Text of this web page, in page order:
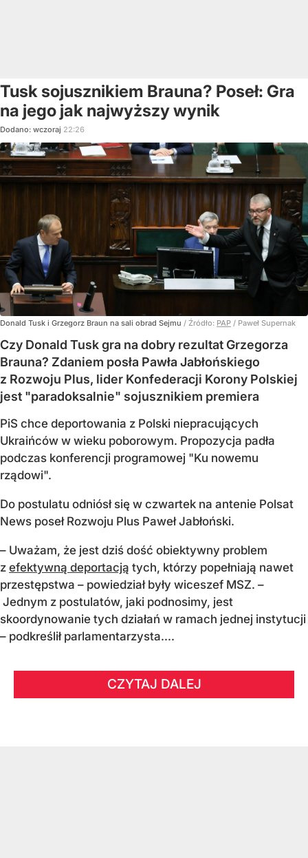
Tusk sojusznikiem Brauna? Poseł: Gra
na jego jak najwyższy wynik
Dodano: wczoraj 22:26
Donald Tusk i Grzegorz Braun na sali obrad Sejmu / Źródło: PAP / Paweł Supernak
Czy Donald Tusk gra na dobry rezultat Grzegorza
Brauna? Zdaniem posła Pawła Jabłońskiego
z Rozwoju Plus, lider Konfederacji Korony Polskiej
jest "paradoksalnie" sojusznikiem premiera
PiS chce deportowania z Polski niepracujących
Ukraińców w wieku poborowym. Propozycja padła
podczas konferencji programowej "Ku nowemu
rządowi".
Do postulatu odniósł się w czwartek na antenie Polsat
News poseł Rozwoju Plus Paweł Jabłoński.
– Uważam, że jest dziś dość obiektywny problem
z efektywną deportacją tych, którzy popełniają nawet
przestępstwa – powiedział były wiceszef MSZ. –
Jednym z postulatów, jaki podnosimy, jest
skoordynowanie tych działań w ramach jednej instytucji
– podkreślił parlamentarzysta....
CZYTAJ DALEJ